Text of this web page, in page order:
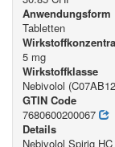
Anwendungsform
Tabletten
5 mg
Wirkstoffklasse
Nebivolol
GTIN Code
7680600200067
Details
Nebivolol Spirig